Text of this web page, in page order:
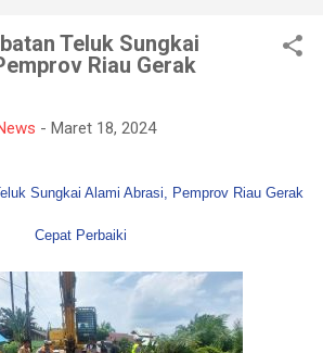
hutan dan lahan yang kerap
Apel dan gladi lapangan diikuti
Manggala Agni, Dinas Pemadam
daerah, relawan, serta berbagai
antarinstansi, pengerahan
hingga simulasi pe...
Teluk Sungkai
Riau Gerak
- Maret 18, 2024
Sungkai Alami Abrasi, Pemprov Riau Gerak
Cepat Perbaiki